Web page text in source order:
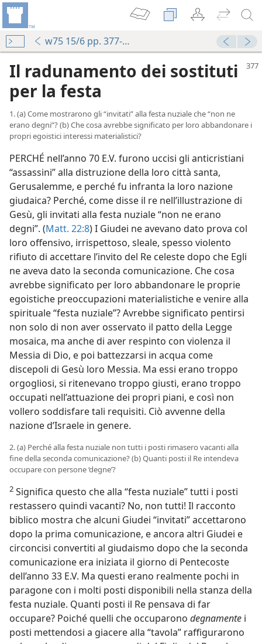
w75 15/6 pp. 377-383
Il radunamento dei sostituti
per la festa
1. (a) Come mostrarono gli “invitati” alla festa nuziale che “non ne
erano degni”? (b) Che cosa avrebbe significato per loro abbandonare i
propri egoistici interessi materialistici?
PERCHÉ nell’anno 70 E.V. furono uccisi gli anticristiani
“assassini” alla distruzione della loro città santa,
Gerusalemme, e perché fu infranta la loro nazione
giudaica? Perché, come disse il re nell’illustrazione di
Gesù, gli invitati alla festa nuziale “non ne erano
degni”. (Matt. 22:8) I Giudei ne avevano dato prova col
loro offensivo, irrispettoso, sleale, spesso violento
rifiuto di accettare l’invito del Re celeste dopo che Egli
ne aveva dato la seconda comunicazione. Che cosa
avrebbe significato per loro abbandonare le proprie
egoistiche preoccupazioni materialistiche e venire alla
spirituale “festa nuziale”? Avrebbe significato pentirsi
non solo di non aver osservato il patto della Legge
mosaica, ma anche di aver respinto con violenza il
Messia di Dio, e poi battezzarsi in acqua come
discepoli di Gesù loro Messia. Ma essi erano troppo
orgogliosi, si ritenevano troppo giusti, erano troppo
occupati nell’attuazione dei propri piani, e così non
vollero soddisfare tali requisiti. Ciò avvenne della
nazione d’Israele in genere.
2. (a) Perché alla festa nuziale non tutti i posti rimasero vacanti alla
fine della seconda comunicazione? (b) Quanti posti il Re intendeva
occupare con persone ‘degne’?
2 Significa questo che alla “festa nuziale” tutti i posti
restassero quindi vacanti? No, non tutti! Il racconto
biblico mostra che alcuni Giudei “invitati” accettarono
dopo la prima comunicazione, e ancora altri Giudei e
circoncisi convertiti al giudaismo dopo che la seconda
comunicazione era iniziata il giorno di Pentecoste
dell’anno 33 E.V. Ma questi erano realmente pochi in
paragone con i molti posti disponibili nella stanza della
festa nuziale. Quanti posti il Re pensava di far
occupare? Poiché quelli che occuparono degnamente i
posti mettendosi a giacere alla “tavola” raffigurarono